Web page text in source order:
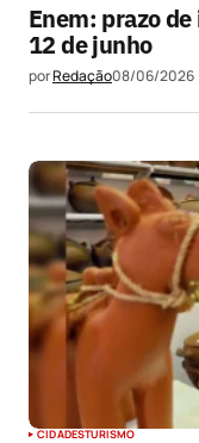
Enem: prazo
12 de junho
porRedação08/06/2026
CIDADESTURISMO